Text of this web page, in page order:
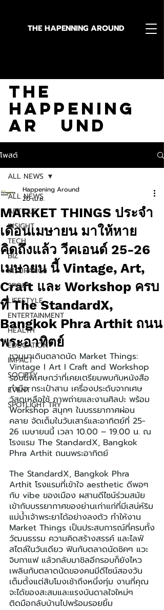
THE HAPENNING AROUND
The
Happening
Ar und
โพสต์
ALL NEWS
ARTICLE
INSIGHT
TECH
BIZ
INSURANCE
SPORT
LIFESTYLE
ENTERTAINMENT
HEALTH
EDUCATION
IMPACT
SOCIETY
EVENT
SPOTLIGHT TRY
ALL NEWS
MARKET THINGS ประจำ
เดือนเมษายน มาให้หาย
คิดถึงแล้ว วีคเอนด์ 25-26
เมษายน นี้ Vintage, Art,
Craft และ Workshop ครบ
ที่ The StandardX,
Bangkok Phra Arthit ถนน
พระอาทิตย์
Happening Around
20 เม.ย.
ชวนมาเดินตลาดนัด Market Things:
Vintage I Art I Craft and Workshop
รอบนี้พิเศษกว่าที่เคยเตรียมพบกับหนังสือ
ทำมือ กระเป๋าสาน เครื่องประดับจากเศษ
วัสดุเหลือใช้ ภาพถ่ายและงานศิลปะ พร้อม
Workshop สนุกๆ ในบรรยากาศผ่อน
คลาย จัดเต็มในวันเสาร์และอาทิตย์ที่ 25-
26 เมษายนนี้ เวลา 10.00 – 19.00 น. ณ
โรงแรม The StandardX, Bangkok
Phra Arthit ถนนพระอาทิตย์
The StandardX, Bangkok Phra
Arthit โรงแรมที่เข้าใจ aesthetic ดีพอๆ
กับ vibe ของเมือง ผสานดีไซน์ร่วมสมัย
เข้ากับบรรยากาศของย่านเก่าแก่ที่มีเสน่ห์ริม
แม่น้ำเจ้าพระยาได้อย่างลงตัว ทำให้งาน
Market Things เป็นประสบการณ์ที่ครบทั้ง
วัฒนธรรม ความคิดสร้างสรรค์ และไลฟ์
สไตล์ในวันเดียว ฟินกับตลาดนัดชิคๆ แวะ
จิบกาแฟ แล้วกลับมาชิลอีกรอบก็ยังไหว
เพลินกับตลาดนัดของคนมีดีไซน์สองวัน
เต็มตั้งแต่สิบโมงเช้าถึงหนึ่งทุ่ม งานที่คุณ
จะได้ของสะสมและแรงบันดาลใจใหม่ๆ
ติดมือกลับบ้านไปพร้อมรอยยิ้ม